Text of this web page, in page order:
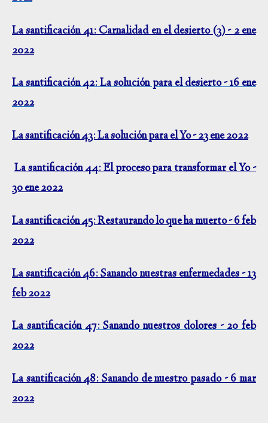
La santificación 41: Carnalidad en el desierto (3) - 2 ene
2022
La santificación 42: La solución para el desierto - 16 ene
2022
La santificación 43: La solución para el Yo - 23 ene 2022
La santificación 44: El proceso para transformar el Yo -
30 ene 2022
La santificación 45: Restaurando lo que ha muerto - 6 feb
2022
La santificación 46: Sanando nuestras enfermedades - 13
feb 2022
La santificación 47: Sanando nuestros dolores - 20 feb
2022
La santificación 48: Sanando de nuestro pasado - 6 mar
2022